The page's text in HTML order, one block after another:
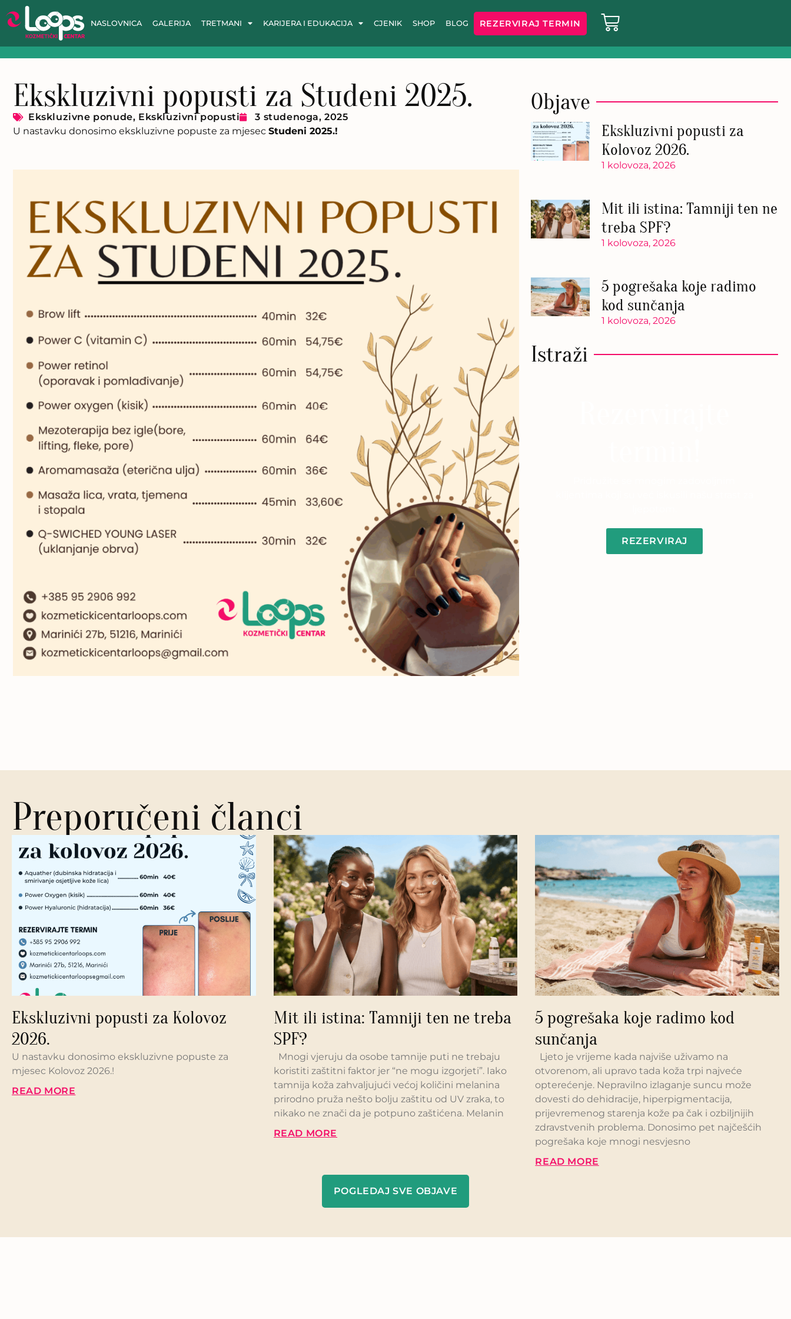
NASLOVNICA GALERIJA TRETMANI KARIJERA I EDUKACIJA CJENIK SHOP BLOG REZERVIRAJ TERMIN
Ekskluzivni popusti za Studeni 2025.
Ekskluzivne ponude, Ekskluzivni popusti
3 studenoga, 2025
U nastavku donosimo ekskluzivne popuste za mjesec Studeni 2025.!
Objave
Ekskluzivni popusti za
Kolovoz 2026.
1 kolovoza, 2026
Mit ili istina: Tamniji ten ne
treba SPF?
1 kolovoza, 2026
5 pogrešaka koje radimo
kod sunčanja
1 kolovoza, 2026
Istraži
REZERVIRAJ
Preporučeni članci
Ekskluzivni popusti za Kolovoz
2026.
U nastavku donosimo ekskluzivne popuste za
mjesec Kolovoz 2026.!
READ MORE
Mit ili istina: Tamniji ten ne treba
SPF?
Mnogi vjeruju da osobe tamnije puti ne trebaju
koristiti zaštitni faktor jer “ne mogu izgorjeti”. Iako
tamnija koža zahvaljujući većoj količini melanina
prirodno pruža nešto bolju zaštitu od UV zraka, to
nikako ne znači da je potpuno zaštićena. Melanin
READ MORE
5 pogrešaka koje radimo kod
sunčanja
Ljeto je vrijeme kada najviše uživamo na
otvorenom, ali upravo tada koža trpi najveće
opterećenje. Nepravilno izlaganje suncu može
dovesti do dehidracije, hiperpigmentacija,
prijevremenog starenja kože pa čak i ozbiljnijih
zdravstvenih problema. Donosimo pet najčešćih
pogrešaka koje mnogi nesvjesno
READ MORE
POGLEDAJ SVE OBJAVE